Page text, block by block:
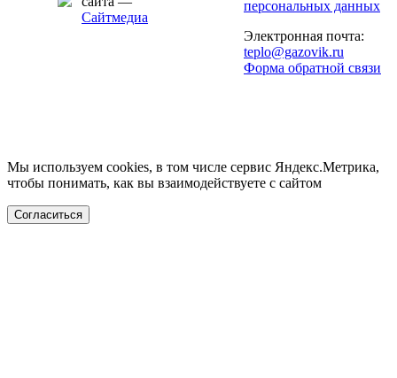
Сайтмедиа
персональных данных
Электронная почта:
teplo@gazovik.ru
Форма обратной связи
Мы используем cookies, в том числе сервис Яндекс.Метрика,
чтобы понимать, как вы взаимодействуете с сайтом
Согласиться